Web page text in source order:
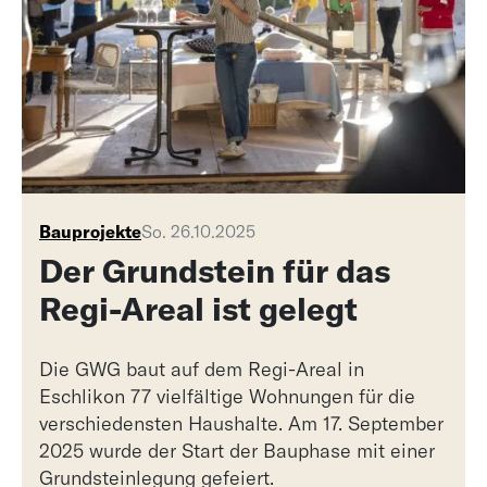
BauprojekteSo. 26.10.2025
Der Grundstein für das
Regi-Areal ist gelegt
Die GWG baut auf dem Regi-Areal in
Eschlikon 77 vielfältige Wohnungen für die
verschiedensten Haushalte. Am 17. September
2025 wurde der Start der Bauphase mit einer
Grundsteinlegung gefeiert.